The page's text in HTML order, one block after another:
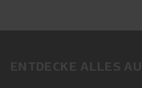
ENTDECKE ALLES